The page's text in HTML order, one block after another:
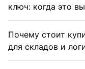
ключ: когда это
Почему стоит
для складов и